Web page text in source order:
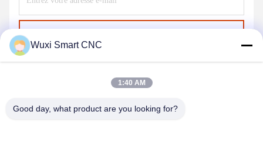
Wuxi Smart CNC
1:40 AM
Good day, what product are you looking for?